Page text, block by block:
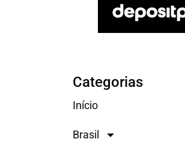
Categorias
Início
Brasil